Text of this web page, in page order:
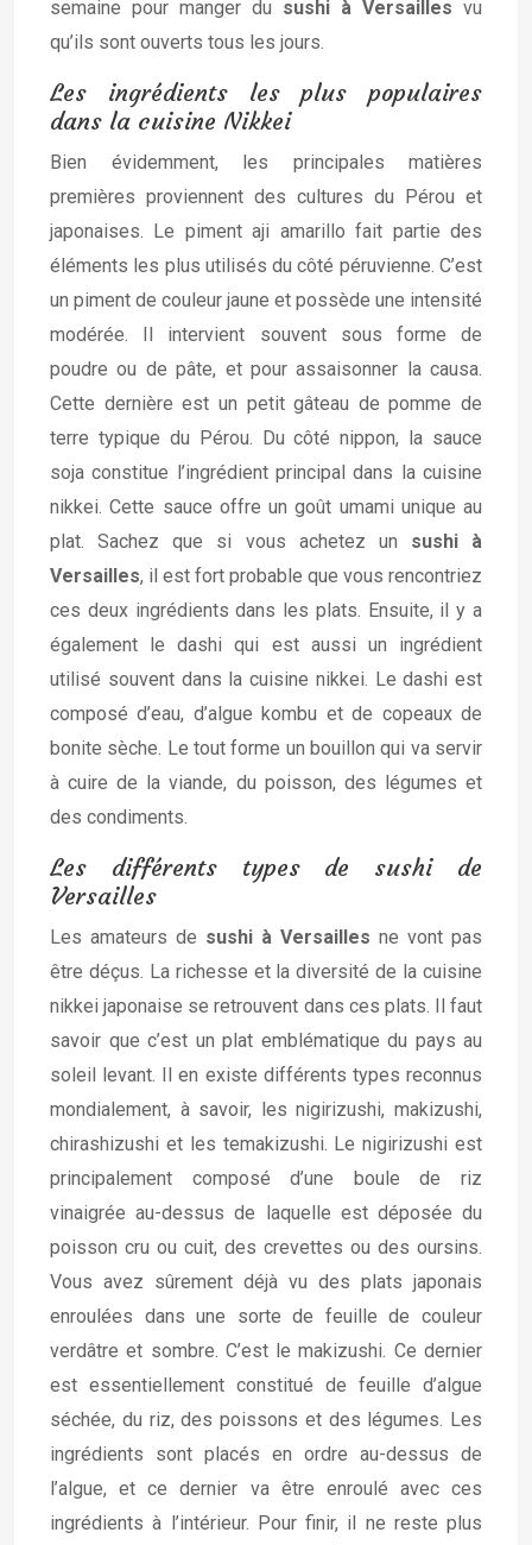
semaine pour manger du sushi à Versailles vu
qu’ils sont ouverts tous les jours.
Les ingrédients les plus populaires
dans la cuisine Nikkei
Bien évidemment, les principales matières
premières proviennent des cultures du Pérou et
japonaises. Le piment aji amarillo fait partie des
éléments les plus utilisés du côté péruvienne. C’est
un piment de couleur jaune et possède une intensité
modérée. Il intervient souvent sous forme de
poudre ou de pâte, et pour assaisonner la causa.
Cette dernière est un petit gâteau de pomme de
terre typique du Pérou. Du côté nippon, la sauce
soja constitue l’ingrédient principal dans la cuisine
nikkei. Cette sauce offre un goût umami unique au
plat. Sachez que si vous achetez un sushi à
Versailles, il est fort probable que vous rencontriez
ces deux ingrédients dans les plats. Ensuite, il y a
également le dashi qui est aussi un ingrédient
utilisé souvent dans la cuisine nikkei. Le dashi est
composé d’eau, d’algue kombu et de copeaux de
bonite sèche. Le tout forme un bouillon qui va servir
à cuire de la viande, du poisson, des légumes et
des condiments.
Les différents types de sushi de
Versailles
Les amateurs de sushi à Versailles ne vont pas
être déçus. La richesse et la diversité de la cuisine
nikkei japonaise se retrouvent dans ces plats. Il faut
savoir que c’est un plat emblématique du pays au
soleil levant. Il en existe différents types reconnus
mondialement, à savoir, les nigirizushi, makizushi,
chirashizushi et les temakizushi. Le nigirizushi est
principalement composé d’une boule de riz
vinaigrée au-dessus de laquelle est déposée du
poisson cru ou cuit, des crevettes ou des oursins.
Vous avez sûrement déjà vu des plats japonais
enroulées dans une sorte de feuille de couleur
verdâtre et sombre. C’est le makizushi. Ce dernier
est essentiellement constitué de feuille d’algue
séchée, du riz, des poissons et des légumes. Les
ingrédients sont placés en ordre au-dessus de
l’algue, et ce dernier va être enroulé avec ces
ingrédients à l’intérieur. Pour finir, il ne reste plus